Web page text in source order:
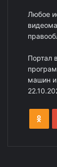
Любое
Портал
машин